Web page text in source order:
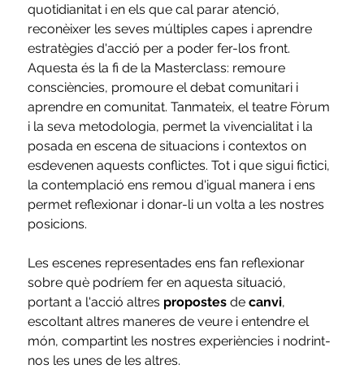
quotidianitat i en els que cal parar atenció,
reconèixer les seves múltiples capes i aprendre
estratègies d'acció per a poder fer-los front.
Aquesta és la fi de la Masterclass: remoure
consciències, promoure el debat comunitari i
aprendre en comunitat. Tanmateix, el teatre Fòrum
i la seva metodologia, permet la vivencialitat i la
posada en escena de situacions i contextos on
esdevenen aquests conflictes. Tot i que sigui fictici,
la contemplació ens remou d'igual manera i ens
permet reflexionar i donar-li un volta a les nostres
posicions.
Les escenes representades ens fan reflexionar
sobre què podríem fer en aquesta situació,
portant a l'acció altres propostes de canvi,
escoltant altres maneres de veure i entendre el
món, compartint les nostres experiències i nodrint-
nos les unes de les altres.